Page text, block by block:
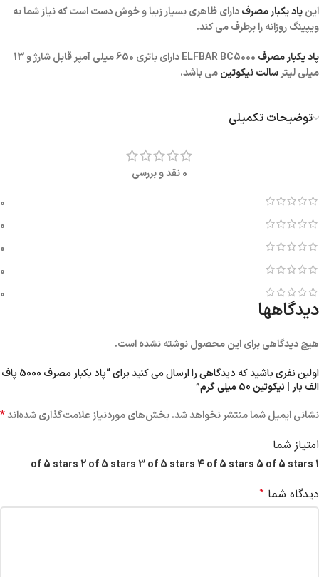
اینپاد یکبار مصرفدارای ظاهری بسیار زیبا و خوش دست است که نیاز شما به
ویپینگ روزانه را برطرف می کند.
پاد یکبار مصرف
ELFBAR BC5000 دارای باتری 650 میلی آمپر قابل شارژ و 13
میلی لیترسالت نیکوتینمی باشد.
توضیحات تکمیلی
0 نقد و بررسی
0
0
0
0
0
دیدگاهها
هیچ دیدگاهی برای این محصول نوشته نشده است.
اولین نفری باشید که دیدگاهی را ارسال می کنید برای “پاد یکبار مصرف 5000 پاف
الف بار | نیکوتین 50 میلی گرم”
نشانی ایمیل شما منتشر نخواهد شد.بخش‌های موردنیاز علامت‌گذاری شده‌اند*
امتیاز شما
1 of 5 stars
2 of 5 stars3 of 5 stars 4 of 5 stars 5 of 5 stars
دیدگاه شما *